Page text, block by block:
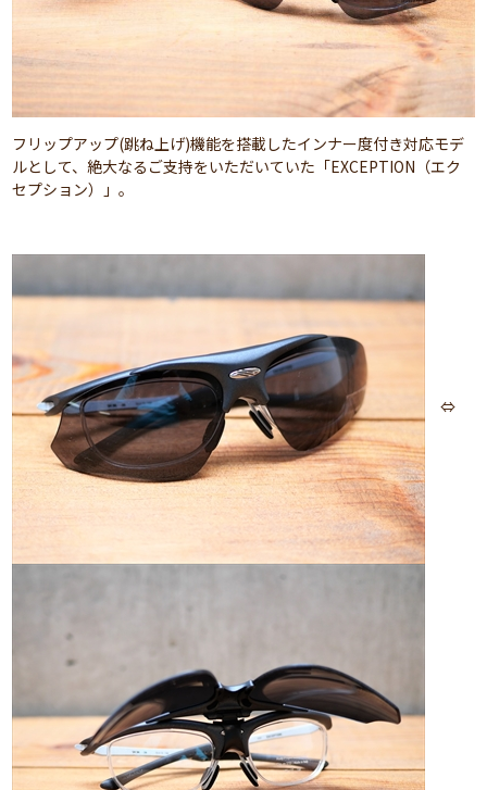
フリップアップ(跳ね上げ)機能を搭載したインナー度付き対応モデ
ルとして、絶大なるご支持をいただいていた「EXCEPTION（エク
セプション）」。
⇔